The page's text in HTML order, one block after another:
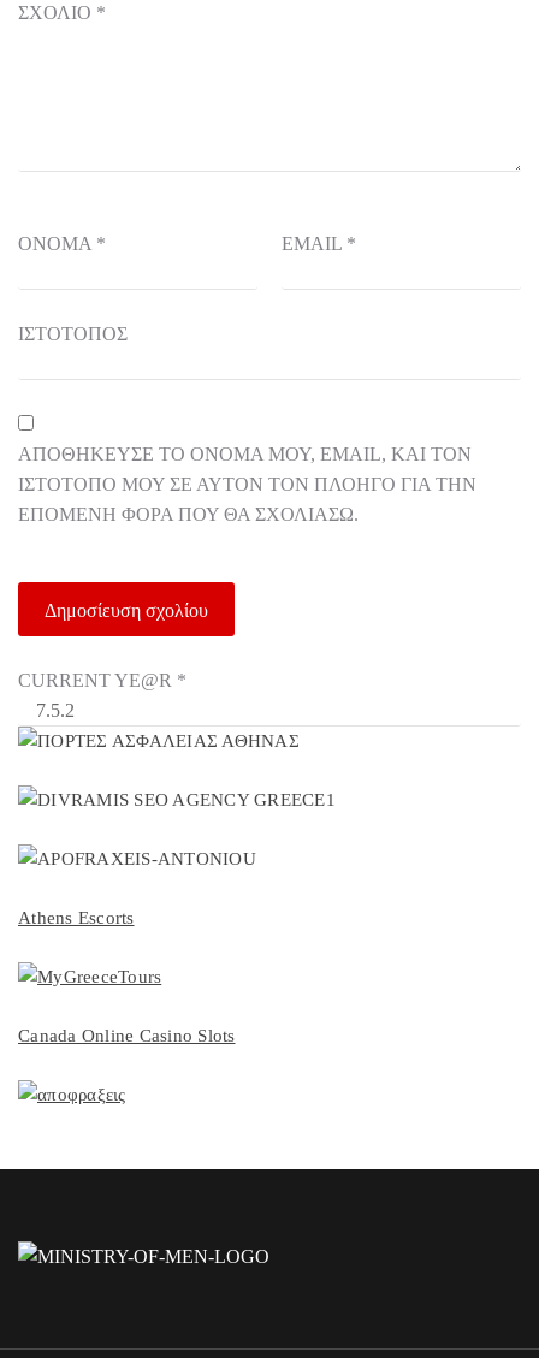
ΣΧΌΛΙΟ *
ΌΝΟΜΑ * EMAIL *
ΙΣΤΌΤΟΠΟΣ
ΑΠΟΘΉΚΕΥΣΕ ΤΟ ΌΝΟΜΆ ΜΟΥ, EMAIL, ΚΑΙ ΤΟΝ
ΙΣΤΌΤΟΠΟ ΜΟΥ ΣΕ ΑΥΤΌΝ ΤΟΝ ΠΛΟΗΓΌ ΓΙΑ ΤΗΝ
ΕΠΌΜΕΝΗ ΦΟΡΆ ΠΟΥ ΘΑ ΣΧΟΛΙΆΣΩ.
CURRENT YE@R *
Athens Escorts
Canada Online Casino Slots